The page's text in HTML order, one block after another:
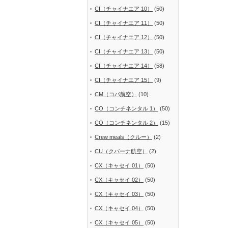
CI（チャイナエア 10） (50)
CI（チャイナエア 11） (50)
CI（チャイナエア 12） (50)
CI（チャイナエア 13） (50)
CI（チャイナエア 14） (58)
CI（チャイナエア 15） (9)
CM（コパ航空） (10)
CO（コンチネンタル 1） (50)
CO（コンチネンタル 2） (15)
Crew meals（クルー） (2)
CU（クバーナ航空） (2)
CX（キャセイ 01） (50)
CX（キャセイ 02） (50)
CX（キャセイ 03） (50)
CX（キャセイ 04） (50)
CX（キャセイ 05） (50)